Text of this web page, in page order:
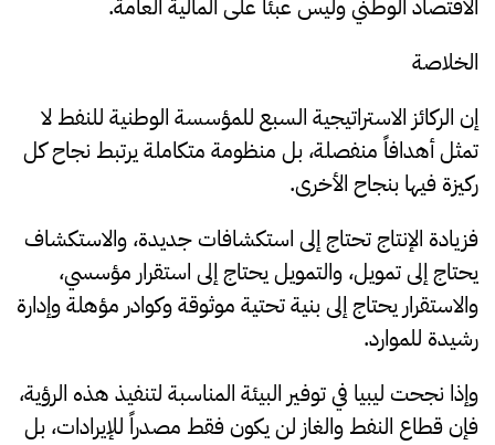
الخلاصة
إن الركائز الاستراتيجية السبع للمؤسسة الوطنية للنفط لا
تمثل أهدافاً منفصلة، بل منظومة متكاملة يرتبط نجاح كل
ركيزة فيها بنجاح الأخرى.
فزيادة الإنتاج تحتاج إلى استكشافات جديدة، والاستكشاف
يحتاج إلى تمويل، والتمويل يحتاج إلى استقرار مؤسسي،
والاستقرار يحتاج إلى بنية تحتية موثوقة وكوادر مؤهلة وإدارة
رشيدة للموارد.
وإذا نجحت ليبيا في توفير البيئة المناسبة لتنفيذ هذه الرؤية،
فإن قطاع النفط والغاز لن يكون فقط مصدراً للإيرادات، بل